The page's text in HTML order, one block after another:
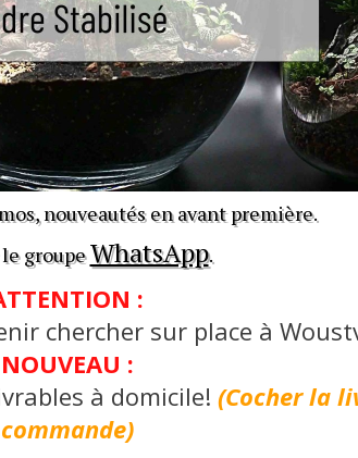
nouveautés en avant première.
groupeWhatsApp.
:
chercher sur place à
NOUVEAU :
à domicile! (Cocher la
commande)